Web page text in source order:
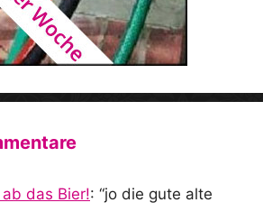
ab das Bier!: “jo die gute alte